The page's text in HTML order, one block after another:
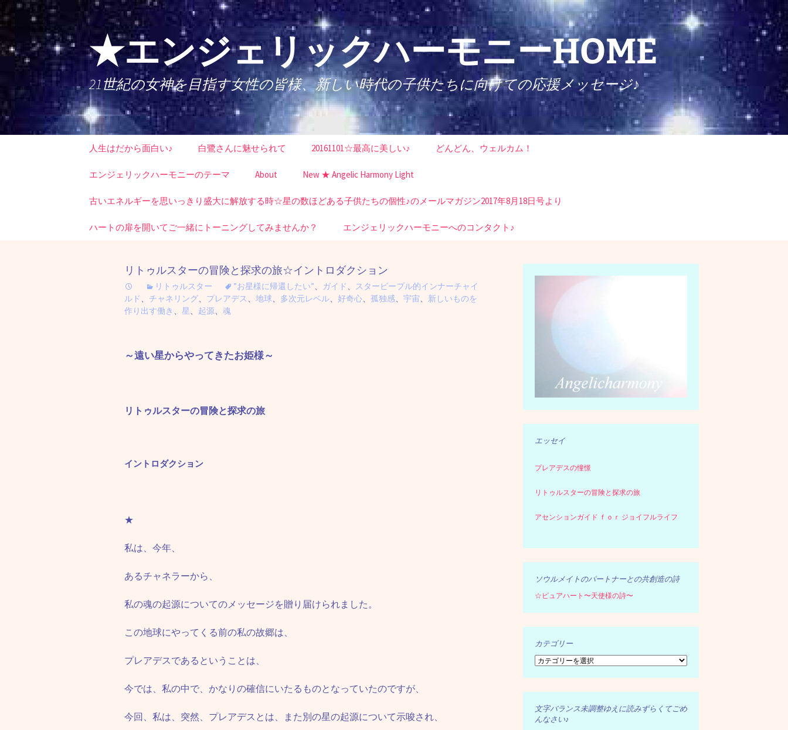
ン
ン
ッ
プ
★エンジェリックハーモニーHOME
21世紀の女神を目指す女性の皆様、新しい時代の子供たちに向けての応援メッセージ♪
人生はだから面白い♪ 白鷺さんに魅せられて 20161101☆最高に美しい♪ どんどん、ウェルカム！
エンジェリックハーモニーのテーマ About New ★ Angelic Harmony Light
古いエネルギーを思いっきり盛大に解放する時☆星の数ほどある子供たちの個性♪のメールマガジン2017年8月18日号より
ハートの扉を開いてご一緒にトーニングしてみませんか？ エンジェリックハーモニーへのコンタクト♪
リトゥルスターの冒険と探求の旅☆イントロダクション
リトゥルスター ”お星様に帰還したい”、 ガイド、 スターピープル的インナーチャイ
ルド、 チャネリング、 プレアデス、 地球、 多次元レベル、 好奇心、 孤独感、 宇宙、 新しいものを
作り出す働き 、 星、 起源、 魂
～遠い星からやってきたお姫様～
リトゥルスターの冒険と探求の旅
イントロダクション
★
私は、今年、
あるチャネラーから、
私の魂の起源についてのメッセージを贈り届けられました。
この地球にやってくる前の私の故郷は、
プレアデスであるということは、
今では、私の中で、かなりの確信にいたるものとなっていたのですが、
今回、私は、突然、プレアデスとは、また別の星の起源について示唆され、
エッセイ
プレアデスの憧憬
リトゥルスターの冒険と探求の旅
アセンションガイド ｆｏｒ ジョイフルライフ
ソウルメイトのパートナーとの共創造の詩
☆ピュアハート〜天使様の詩〜
カテゴリー
カ
ゴ
リ
文字バランス未調整ゆえに読みずらくてごめ
んなさい♪